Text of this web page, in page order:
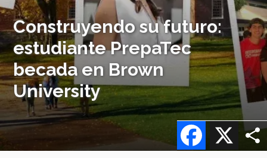
Construyendo su futuro:
estudiante PrepaTec
becada en Brown
University
X
Facebook